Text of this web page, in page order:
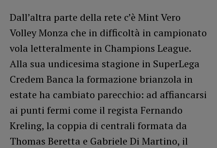
Dall’altra parte della rete c’è Mint Vero
Volley Monza che in difficoltà in campionato
vola letteralmente in Champions League.
Alla sua undicesima stagione in SuperLega
Credem Banca la formazione brianzola in
estate ha cambiato parecchio: ad affiancarsi
ai punti fermi come il regista Fernando
Kreling, la coppia di centrali formata da
Thomas Beretta e Gabriele Di Martino, il